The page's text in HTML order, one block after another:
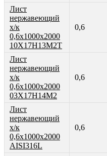
Лист
нержавеющий
х/к
0,6х1000х2000
10Х17Н13М2Т
0,6
Лист
нержавеющий
х/к
0,6х1000х2000
03Х17Н14М2
0,6
Лист
нержавеющий
х/к
0,6х1000х2000
AISI316L
0,6